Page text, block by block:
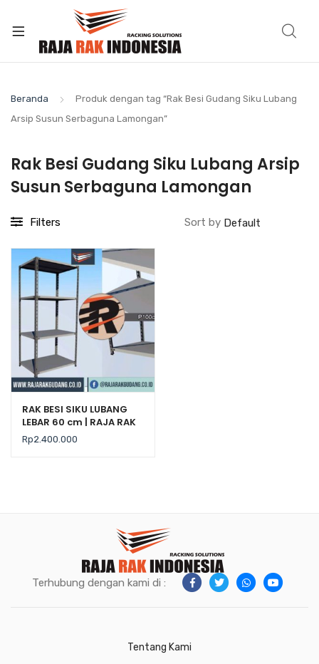
Beranda
Produk dengan tag “Rak Besi Gudang Siku Lubang
Arsip Susun Serbaguna Lamongan”
Rak Besi Gudang Siku Lubang Arsip
Susun Serbaguna Lamongan
Filters Sort by
RAK BESI SIKU LUBANG
LEBAR 60 cm | RAJA RAK
Rp2.400.000
Terhubung dengan kami di :
Tentang Kami